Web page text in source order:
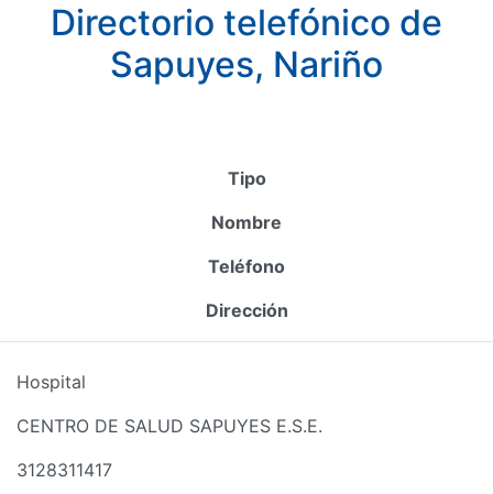
Directorio telefónico de
Sapuyes, Nariño
Tipo
Nombre
Teléfono
Dirección
Hospital
CENTRO DE SALUD SAPUYES E.S.E.
3128311417